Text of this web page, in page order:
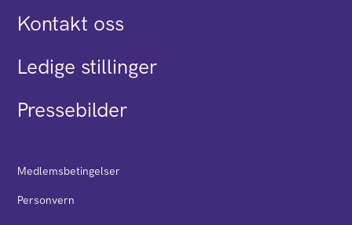
Kontakt oss
Ledige stillinger
Pressebilder
Medlemsbetingelser
Personvern